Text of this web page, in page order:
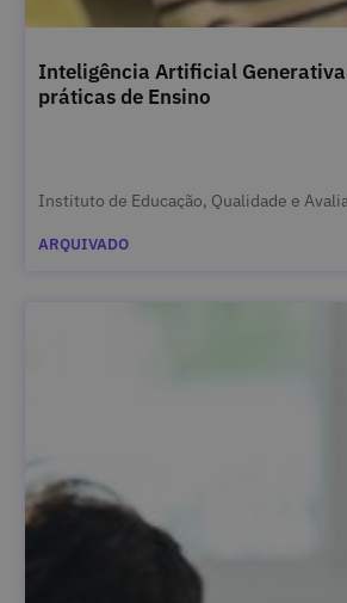
Inteligência Artificial
práticas de Ensino
Instituto de Educação, Qualidade e
ARQUIVADO